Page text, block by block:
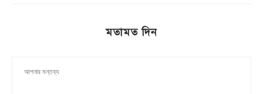
মতামত দিন